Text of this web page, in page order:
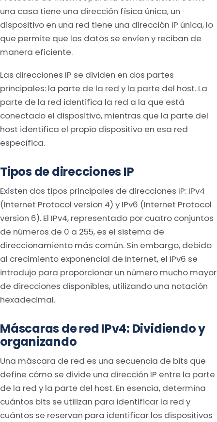
una casa tiene una dirección física única, un
dispositivo en una red tiene una dirección IP única, lo
que permite que los datos se envíen y reciban de
manera eficiente.
Las direcciones IP se dividen en dos partes
principales: la parte de la red y la parte del host. La
parte de la red identifica la red a la que está
conectado el dispositivo, mientras que la parte del
host identifica el propio dispositivo en esa red
específica.
Tipos de direcciones IP
Existen dos tipos principales de direcciones IP: IPv4
(Internet Protocol version 4) y IPv6 (Internet Protocol
version 6). El IPv4, representado por cuatro conjuntos
de números de 0 a 255, es el sistema de
direccionamiento más común. Sin embargo, debido
al crecimiento exponencial de Internet, el IPv6 se
introdujo para proporcionar un número mucho mayor
de direcciones disponibles, utilizando una notación
hexadecimal.
Máscaras de red IPv4: Dividiendo y
organizando
Una máscara de red es una secuencia de bits que
define cómo se divide una dirección IP entre la parte
de la red y la parte del host. En esencia, determina
cuántos bits se utilizan para identificar la red y
cuántos se reservan para identificar los dispositivos